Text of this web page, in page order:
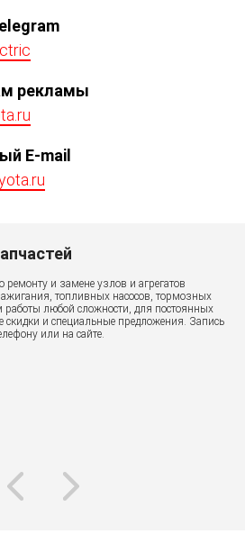
рекламы
E-mail
и замене узлов и агрегатов
топливных насосов, тормозных
любой сложности, для постоянных
скидки и специальные предложения. Запись
или на сайте.